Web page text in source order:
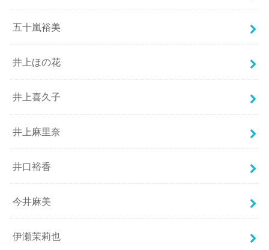
五十嵐裕美
井上ほの花
井上喜久子
井上麻里奈
井口裕香
今井麻美
伊瀬茉莉也